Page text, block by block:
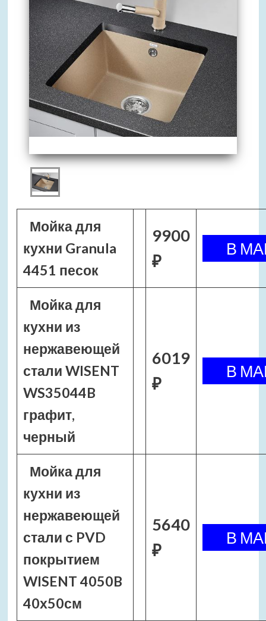
Мойка для
кухни Granula
4451 песок
9900
₽
Мойка для
кухни из
нержавеющей
стали WISENT
WS35044B
графит,
черный
6019
₽
Мойка для
кухни из
нержавеющей
стали с PVD
покрытием
WISENT 4050B
40х50см
5640
₽